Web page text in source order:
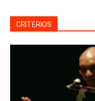
CRITERIOS